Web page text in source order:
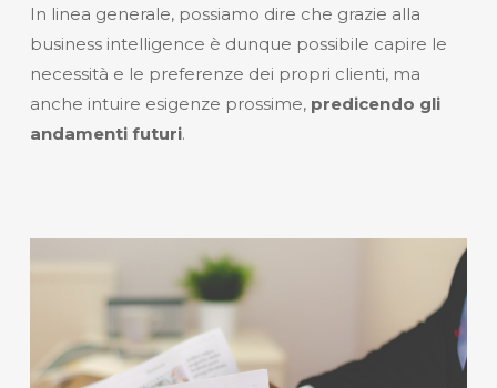
In linea generale, possiamo dire che grazie alla
business intelligence è dunque possibile capire le
necessità e le preferenze dei propri clienti, ma
anche intuire esigenze prossime, predicendo gli
andamenti futuri.